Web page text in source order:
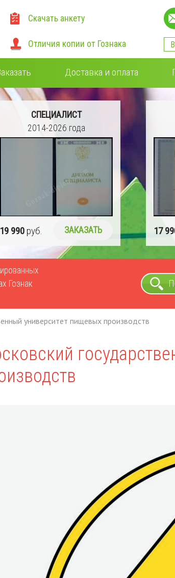
Скачать анкету
Отличия копии от Гознака
Доставка и оплата
СПЕЦИАЛИСТ
2011-2013 года
17 990 руб. ЗАКАЗАТЬ 17
Гознак
университет пищевых производств